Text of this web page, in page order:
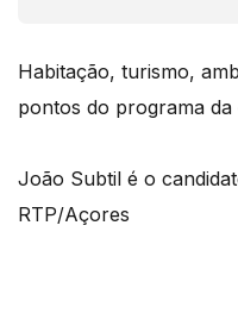
Habitação, turismo,
pontos do programa da
João Subtil é o
RTP/Açores